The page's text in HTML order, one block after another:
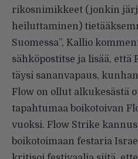
rikosnimikkeet (jonkin
heiluttaminen)
Suomessa”, Kallio
sähköpostitse ja lisää, että
täysi sananvapaus,
Flow on ollut alkukesästä
tapahtumaa boikotoivan
vuoksi. Flow Strike
boikotoimaan festaria